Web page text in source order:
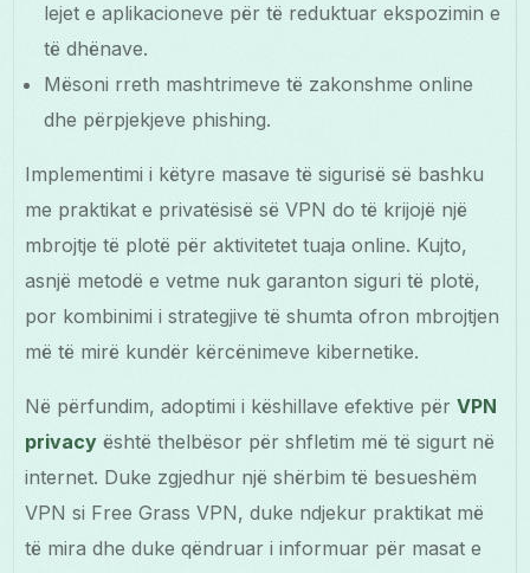
lejet e aplikacioneve për të reduktuar ekspozimin e
të dhënave.
Mësoni rreth mashtrimeve të zakonshme online
dhe përpjekjeve phishing.
Implementimi i këtyre masave të sigurisë së bashku
me praktikat e privatësisë së VPN do të krijojë një
mbrojtje të plotë për aktivitetet tuaja online. Kujto,
asnjë metodë e vetme nuk garanton siguri të plotë,
por kombinimi i strategjive të shumta ofron mbrojtjen
më të mirë kundër kërcënimeve kibernetike.
Në përfundim, adoptimi i këshillave efektive përVPN
privacy është thelbësor për shfletim më të sigurt në
internet. Duke zgjedhur një shërbim të besueshëm
VPN si Free Grass VPN, duke ndjekur praktikat më
të mira dhe duke qëndruar i informuar për masat e